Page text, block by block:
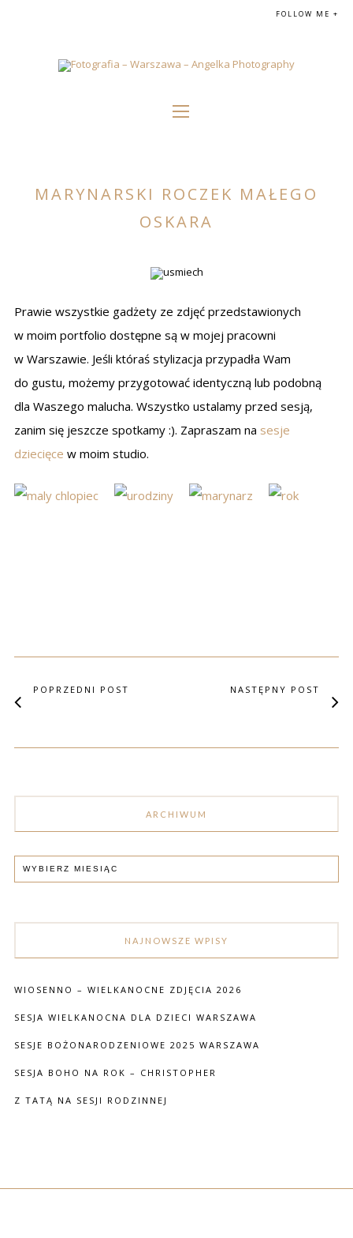
FOLLOW ME +
MARYNARSKI ROCZEK MAŁEGO
OSKARA
Prawie wszystkie gadżety ze zdjęć przedstawionych
w moim portfolio dostępne są w mojej pracowni
w Warszawie. Jeśli któraś stylizacja przypadła Wam
do gustu, możemy przygotować identyczną lub podobną
dla Waszego malucha. Wszystko ustalamy przed sesją,
zanim się jeszcze spotkamy :). Zapraszam na sesje
dziecięce w moim studio.
POPRZEDNI POST NASTĘPNY POST
ARCHIWUM
NAJNOWSZE WPISY
WIOSENNO – WIELKANOCNE ZDJĘCIA 2026
SESJA WIELKANOCNA DLA DZIECI WARSZAWA
SESJE BOŻONARODZENIOWE 2025 WARSZAWA
SESJA BOHO NA ROK – CHRISTOPHER
Z TATĄ NA SESJI RODZINNEJ